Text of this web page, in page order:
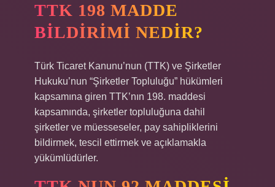
TTK 198 MADDE
BILDIRIMI NEDIR?
Türk Ticaret Kanunu’nun (TTK) ve Şirketler
Hukuku’nun “Şirketler Topluluğu” hükümleri
kapsamına giren TTK’nın 198. maddesi
kapsamında, şirketler topluluğuna dahil
şirketler ve müesseseler, pay sahipliklerini
bildirmek, tescil ettirmek ve açıklamakla
yükümlüdürler.